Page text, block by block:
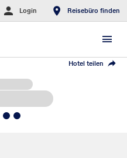
Login Reisebüro finden
Hotel teilen